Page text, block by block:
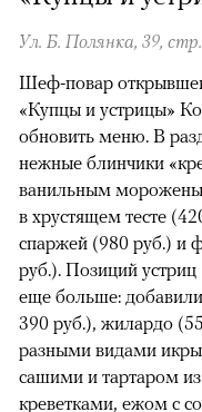
Ул. Б. Полянка, 39,
Шеф-повар
«Купцы и устрицы»
обновить меню. В
нежные блинчики
ванильным
в хрустящем тесте
спаржей (980 руб.) и
руб.). Позиций устриц
еще больше:
390 руб.), жилардо
разными видами
сашими и тартаром
креветками, ежом с